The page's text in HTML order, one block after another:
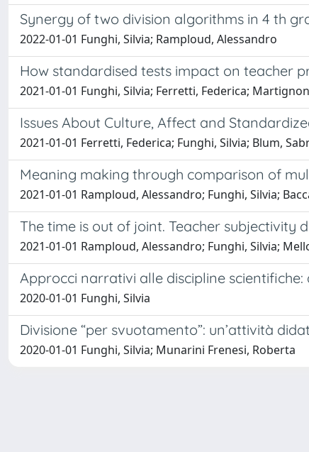
Synergy of two division algorithms in 4 th
2022-01-01 Funghi, Silvia; Ramploud, Alessandro
How standardised tests impact on teacher
2021-01-01 Funghi, Silvia; Ferretti, Federica;
Issues About Culture, Affect and
2021-01-01 Ferretti, Federica; Funghi, Silvia; Blum,
Meaning making through comparison of
2021-01-01 Ramploud, Alessandro; Funghi, Silvia;
The time is out of joint. Teacher subjectivity
2021-01-01 Ramploud, Alessandro; Funghi, Silvia;
Approcci narrativi alle discipline
2020-01-01 Funghi, Silvia
Divisione “per svuotamento”: un’attività
2020-01-01 Funghi, Silvia; Munarini Frenesi, Roberta